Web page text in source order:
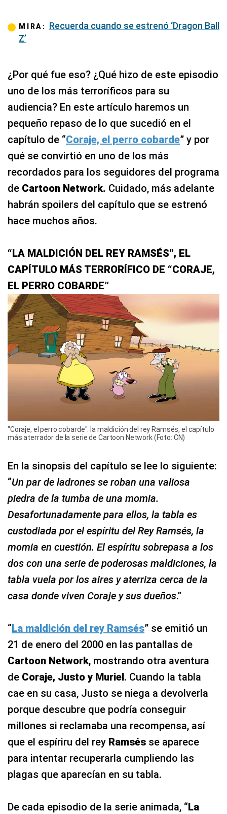
MIRA: Recuerda cuando se estrenó ‘Dragon Ball
Z’
¿Por qué fue eso? ¿Qué hizo de este episodio
uno de los más terroríficos para su
audiencia? En este artículo haremos un
pequeño repaso de lo que sucedió en el
capítulo de “Coraje, el perro cobarde” y por
qué se convirtió en uno de los más
recordados para los seguidores del programa
de Cartoon Network. Cuidado, más adelante
habrán spoilers del capítulo que se estrenó
hace muchos años.
“LA MALDICIÓN DEL REY RAMSÉS”, EL
CAPÍTULO MÁS TERRORÍFICO DE “CORAJE,
EL PERRO COBARDE”
"Coraje, el perro cobarde": la maldición del rey Ramsés, el capítulo
más aterrador de la serie de Cartoon Network (Foto: CN)
En la sinopsis del capítulo se lee lo siguiente:
“Un par de ladrones se roban una valiosa
piedra de la tumba de una momia.
Desafortunadamente para ellos, la tabla es
custodiada por el espíritu del Rey Ramsés, la
momia en cuestión. El espíritu sobrepasa a los
dos con una serie de poderosas maldiciones, la
tabla vuela por los aires y aterriza cerca de la
casa donde viven Coraje y sus dueños.”
“ La maldición del rey Ramsés” se emitió un
21 de enero del 2000 en las pantallas de
Cartoon Network, mostrando otra aventura
de Coraje, Justo y Muriel . Cuando la tabla
cae en su casa, Justo se niega a devolverla
porque descubre que podría conseguir
millones si reclamaba una recompensa, así
que el espíriru del rey Ramsés se aparece
para intentar recuperarla cumpliendo las
plagas que aparecían en su tabla.
De cada episodio de la serie animada, “ La